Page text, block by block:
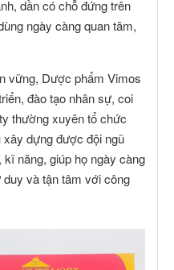
dần có chỗ đứng trên
ngày càng quan tâm,
vững, Dược phẩm Vimos
đào tạo nhân sự, coi
thường xuyên tổ chức
dựng được đội ngũ
năng, giúp họ ngày càng
duy và tận tâm với công